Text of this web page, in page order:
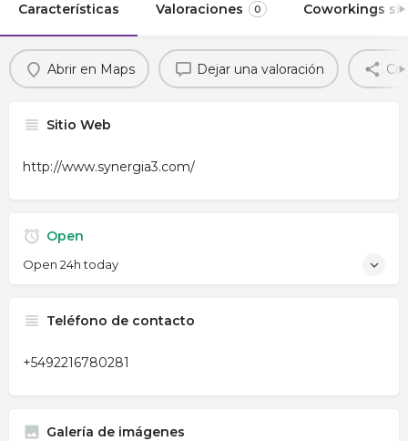
Características Valoraciones 0 Coworkings
Abrir en Maps Dejar una valoración
Sitio Web
http://www.synergia3.com/
Open
Open 24h today
Teléfono de contacto
+5492216780281
Galería de imágenes